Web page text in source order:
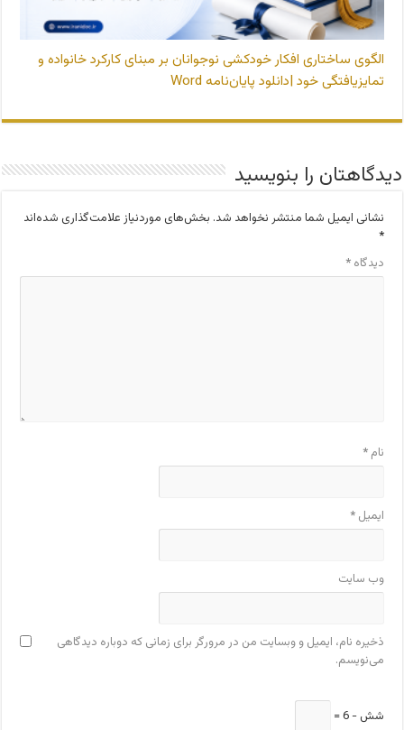
الگوی ساختاری افکار خودکشی نوجوانان بر مبنای کارکرد خانواده و
تمایزیافتگی خود |دانلود پایان‌نامه Word
دیدگاهتان را بنویسید
نشانی ایمیل شما منتشر نخواهد شد. بخش‌های موردنیاز علامت‌گذاری شده‌اند
*
دیدگاه*
نام*
ایمیل*
وب‌ سایت
ذخیره نام، ایمیل و وبسایت من در مرورگر برای زمانی که دوباره دیدگاهی
می‌نویسم.
شش − 6 =